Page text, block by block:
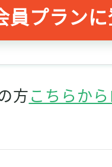
員プラン
方こちらか